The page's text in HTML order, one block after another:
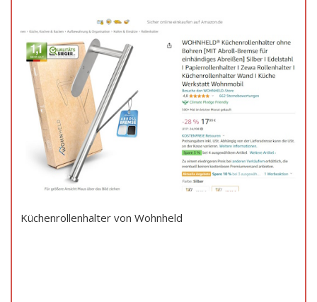
Küchenrollenhalter von Wohnheld